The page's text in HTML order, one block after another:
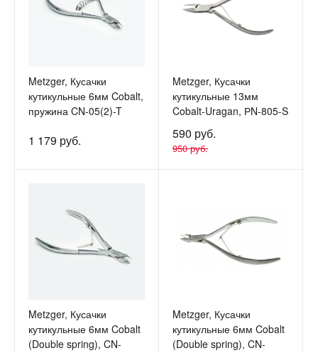
Metzger, Кусачки
кутикульные 6мм Cobalt,
пружина CN-05(2)-T
1 179 руб.
Metzger, Кусачки
кутикульные 13мм
Cobalt-Uragan, РN-805-S
590 руб.
950 руб.
Metzger, Кусачки
кутикульные 6мм Cobalt
(Double spring), CN-
Metzger, Кусачки
кутикульные 6мм Cobalt
(Double spring), CN-